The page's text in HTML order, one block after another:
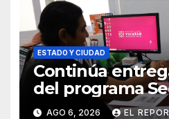
ESTADO Y CIUDAD
Continúa
del programa
Mar
AGO 6, 2026 EL